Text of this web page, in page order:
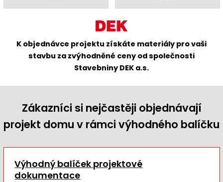
K objednávce projektu získáte materiály pro vaši
stavbu za zvýhodněné ceny od společnosti
Stavebniny DEK a.s.
Zákazníci si nejčastěji objednávají
projekt domu v rámci výhodného balíčku
Výhodný balíček projektové
dokumentace